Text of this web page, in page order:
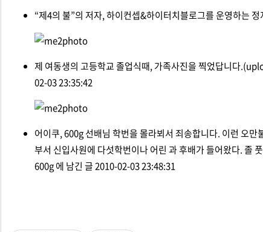
“제4의 불”의 저자,하이컨셉&하이터치블로그를 운영하는
제 여동생의 고등학교 졸업식때, 가족사진을 찍었답니다.
02-03 23:35:42
어이쿠,600g선배님 학번을 몰라뵈서 죄송합니다. 이런 오만
부서 신입사원에 다섯학번이나 어린 과 후배가 들어왔다.
600g에 남긴 글2010-02-03 23:48:31